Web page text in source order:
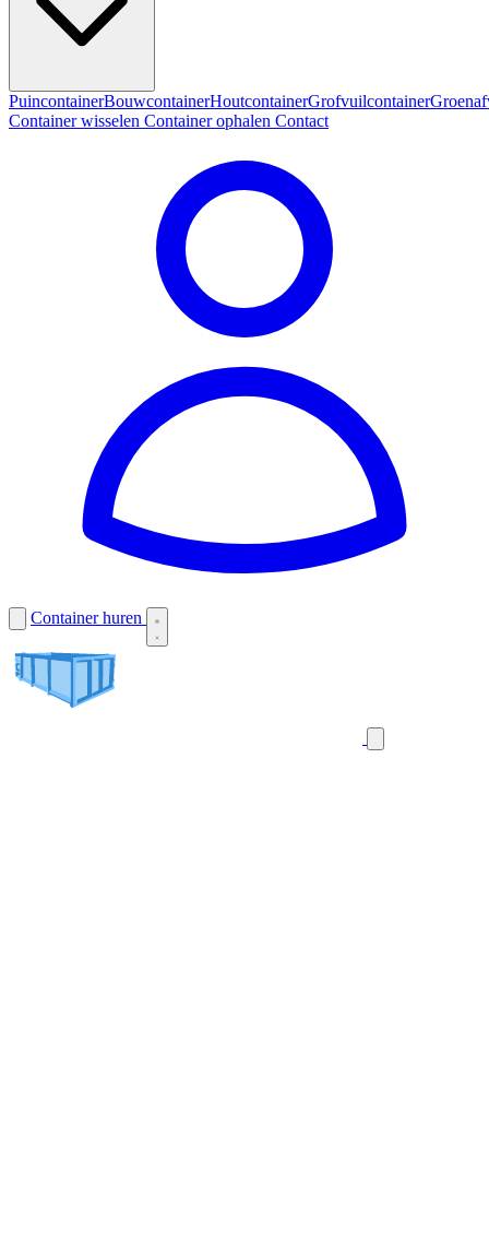
PuincontainerBouwcontainerHoutcontainerGrofvuilcontainer
Container wisselen Container ophalen Contact
Container huren